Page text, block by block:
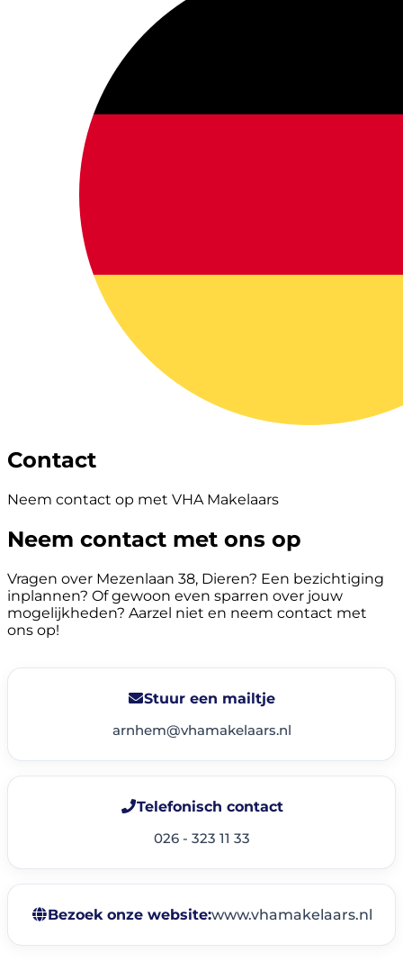
Contact
Neem contact op met VHA Makelaars
Neem contact met ons op
Vragen over Mezenlaan 38, Dieren? Een bezichtiging
inplannen? Of gewoon even sparren over jouw
mogelijkheden? Aarzel niet en neem contact met
ons op!
Stuur een mailtje
arnhem@vhamakelaars.nl
Telefonisch contact
026 - 323 11 33
Bezoek onze website:www.vhamakelaars.nl